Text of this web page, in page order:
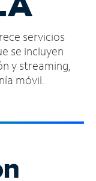
servicios
se incluyen
y streaming,
móvil.